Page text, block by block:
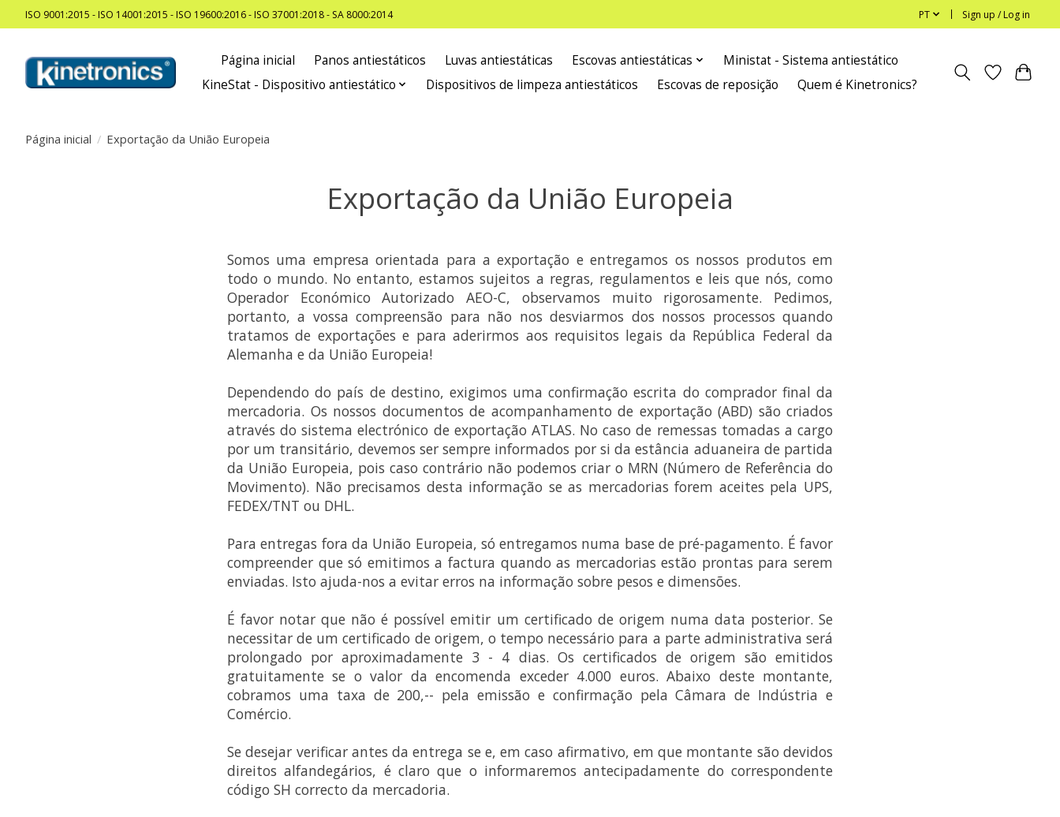
ISO 9001:2015 - ISO 14001:2015 - ISO 19600:2016 - ISO 37001:2018 - SA 8000:2014 PT Sign up / Log in
Página inicial Panos antiestáticos Luvas antiestáticas Escovas antiestáticas
Ministat - Sistema antiestático
KineStat - Dispositivo antiestático
Dispositivos de limpeza antiestáticos Escovas de reposição Quem é Kinetronics?
Página inicial / Exportação da União Europeia
Exportação da União Europeia
Somos uma empresa orientada para a exportação e entregamos os nossos produtos em
todo o mundo. No entanto, estamos sujeitos a regras, regulamentos e leis que nós, como
Operador Económico Autorizado AEO-C, observamos muito rigorosamente. Pedimos,
portanto, a vossa compreensão para não nos desviarmos dos nossos processos quando
tratamos de exportações e para aderirmos aos requisitos legais da República Federal da
Alemanha e da União Europeia!
Dependendo do país de destino, exigimos uma confirmação escrita do comprador final da
mercadoria. Os nossos documentos de acompanhamento de exportação (ABD) são criados
através do sistema electrónico de exportação ATLAS. No caso de remessas tomadas a cargo
por um transitário, devemos ser sempre informados por si da estância aduaneira de partida
da União Europeia, pois caso contrário não podemos criar o MRN (Número de Referência do
Movimento). Não precisamos desta informação se as mercadorias forem aceites pela UPS,
FEDEX/TNT ou DHL.
Para entregas fora da União Europeia, só entregamos numa base de pré-pagamento. É favor
compreender que só emitimos a factura quando as mercadorias estão prontas para serem
enviadas. Isto ajuda-nos a evitar erros na informação sobre pesos e dimensões.
É favor notar que não é possível emitir um certificado de origem numa data posterior. Se
necessitar de um certificado de origem, o tempo necessário para a parte administrativa será
prolongado por aproximadamente 3 - 4 dias. Os certificados de origem são emitidos
gratuitamente se o valor da encomenda exceder 4.000 euros. Abaixo deste montante,
cobramos uma taxa de 200,-- pela emissão e confirmação pela Câmara de Indústria e
Comércio.
Se desejar verificar antes da entrega se e, em caso afirmativo, em que montante são devidos
direitos alfandegários, é claro que o informaremos antecipadamente do correspondente
código SH correcto da mercadoria.